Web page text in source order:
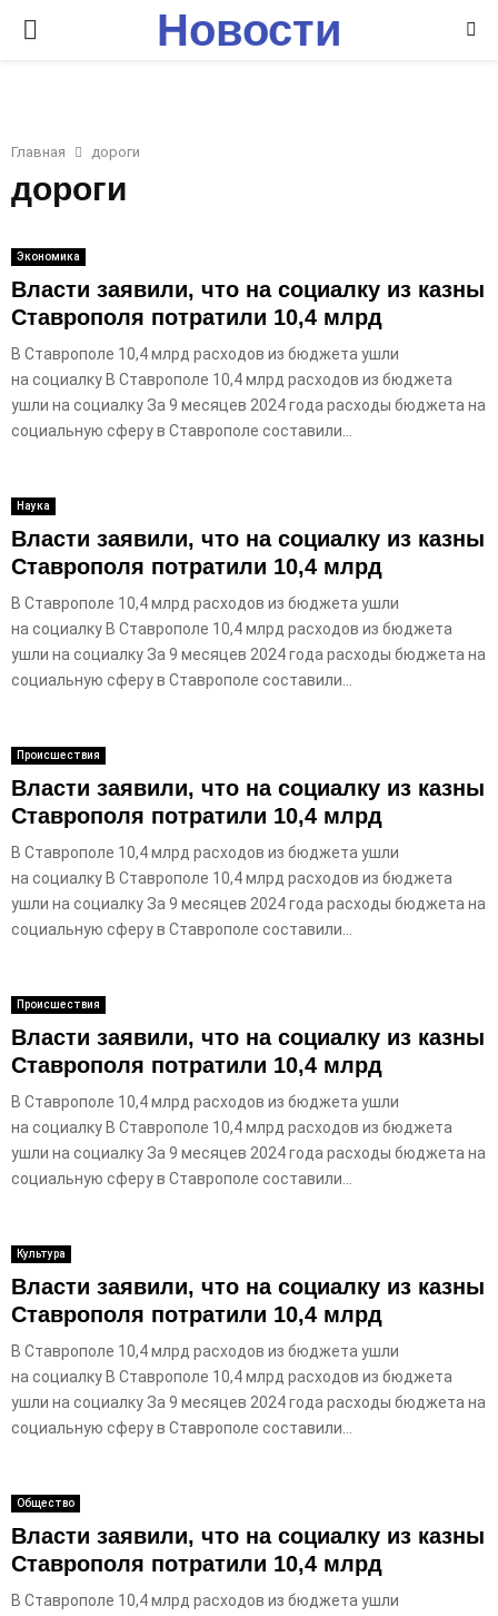
P
I
M
A
R
Y
E
N
U
Новости
Главная дороги
дороги
Экономика
Власти заявили, что на социалку из казны
Ставрополя потратили 10,4 млрд
В Ставрополе 10,4 млрд расходов из бюджета ушли
на социалку В Ставрополе 10,4 млрд расходов из бюджета
ушли на социалку За 9 месяцев 2024 года расходы бюджета на
социальную сферу в Ставрополе составили...
Наука
Власти заявили, что на социалку из казны
Ставрополя потратили 10,4 млрд
В Ставрополе 10,4 млрд расходов из бюджета ушли
на социалку В Ставрополе 10,4 млрд расходов из бюджета
ушли на социалку За 9 месяцев 2024 года расходы бюджета на
социальную сферу в Ставрополе составили...
Происшествия
Власти заявили, что на социалку из казны
Ставрополя потратили 10,4 млрд
В Ставрополе 10,4 млрд расходов из бюджета ушли
на социалку В Ставрополе 10,4 млрд расходов из бюджета
ушли на социалку За 9 месяцев 2024 года расходы бюджета на
социальную сферу в Ставрополе составили...
Происшествия
Власти заявили, что на социалку из казны
Ставрополя потратили 10,4 млрд
В Ставрополе 10,4 млрд расходов из бюджета ушли
на социалку В Ставрополе 10,4 млрд расходов из бюджета
ушли на социалку За 9 месяцев 2024 года расходы бюджета на
социальную сферу в Ставрополе составили...
Культура
Власти заявили, что на социалку из казны
Ставрополя потратили 10,4 млрд
В Ставрополе 10,4 млрд расходов из бюджета ушли
на социалку В Ставрополе 10,4 млрд расходов из бюджета
ушли на социалку За 9 месяцев 2024 года расходы бюджета на
социальную сферу в Ставрополе составили...
Общество
Власти заявили, что на социалку из казны
Ставрополя потратили 10,4 млрд
В Ставрополе 10,4 млрд расходов из бюджета ушли